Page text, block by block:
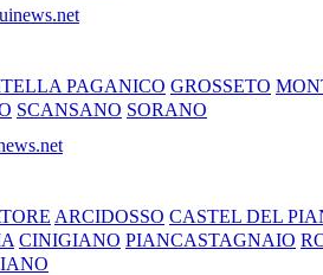
PAGANICO GROSSETO
SCANSANO SORANO
ARCIDOSSO CASTEL DEL
CINIGIANO PIANCASTAGNAIO